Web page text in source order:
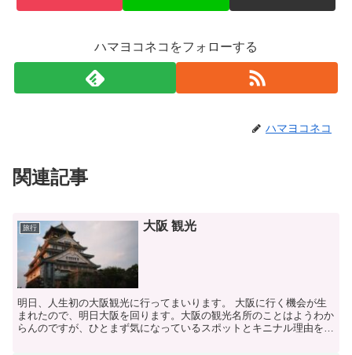
ハマヨコネコをフォローする
ハマヨコネコ
関連記事
旅行 大阪 観光
明日、人生初の大阪観光に行ってまいります。 大阪に行く機会が生
まれたので、明日大阪を回ります。大阪の観光名所のことはようわか
らんのですが、ひとまず気になっているスポットとキニナル理由を書